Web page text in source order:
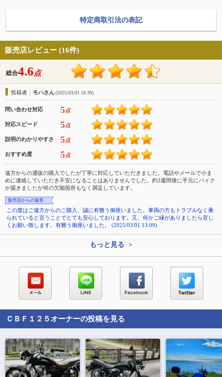
特定商取引法の表記
販売店レビュー (16件)
総合4.6点
投稿者： モハさん (2025/03/01 10:39)
問い合わせ対応 5点
対応スピード 5点
説明のわかりやすさ 5点
おすすめ度 5点
遠方からの通販の購入でしたが丁寧に対応していただきました。電話やメールで小ま
めに連絡していただき不安になることはありませんでした。約3週間後に手元にバイク
が届きましたが何の欠陥箇所もなく満足しています。
販売店からの返答
この度はご遠方からのご購入、誠に有難う御座いました。車両の方もトラブルなく乗
られていると言うことでとても安心しております。又、何かご縁がありましたら宜し
くお願い致します。有難う御座いました。 (2025/03/01 13:09)
もっと見る >
ＣＢＦ１２５ オーナーの投稿を見る